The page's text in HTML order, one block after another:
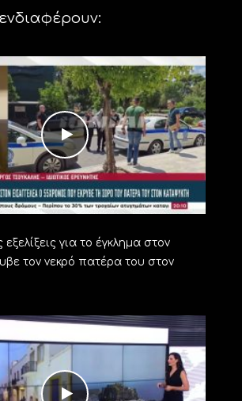
εξελίξεις για το έγκλημα στον
τον νεκρό πατέρα του στον